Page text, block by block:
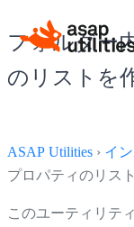
フォルダー
のリストを
ASAP Utilities › イ
プロパティのリス
このユーティリテ